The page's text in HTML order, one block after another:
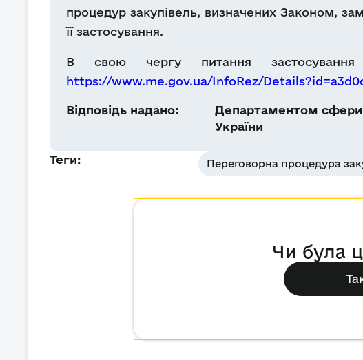
процедур закупівель, визначених Законом,
її застосування.
В свою чергу питання
https://www.me.gov.ua/InfoRez/
Відповідь надано:
Департаментом сфери
України
Теги: Переговорна процедура
Чи була